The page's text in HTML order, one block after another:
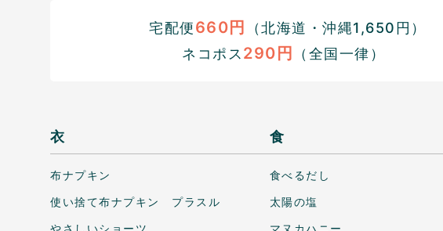
宅配便660円
（北海道・沖縄1,650円）
ネコポス 290円 （全国一律）
衣
布ナプキン
使い捨て布ナプキン プラスル
やさしいショーツ
食
食べるだし
太陽の塩
マヌカハニー